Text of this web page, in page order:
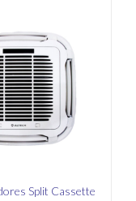
Split Cassette